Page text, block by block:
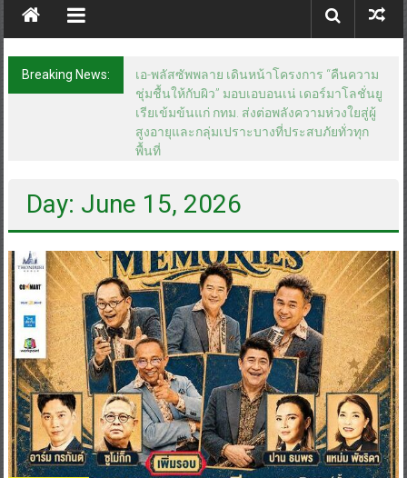
Breaking News:
เอ-พลัสซัพพลาย เดินหน้าโครงการ “คืนความ
ชุ่มชื้นให้กับผิว” มอบเอบอนเน่ เดอร์มาโลชั่นยู
เรียเข้มข้นแก่ กทม. ส่งต่อพลังความห่วงใยสู่ผู้
สูงอายุและกลุ่มเปราะบางที่ประสบภัยทั่วทุก
พื้นที่
Day: June 15, 2026